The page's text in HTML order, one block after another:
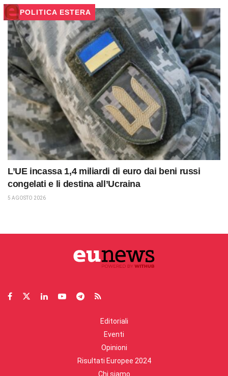
POLITICA ESTERA
L’UE incassa 1,4 miliardi di euro dai beni russi
congelati e li destina all’Ucraina
5 AGOSTO 2026
Editoriali
Eventi
Opinioni
Risultati Europee 2024
Chi siamo